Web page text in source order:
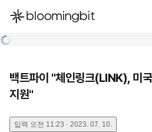
한국어
백트파이 "체인링크(LINK), 미
지원"
입력 오전 11:23 · 2023. 07. 10.